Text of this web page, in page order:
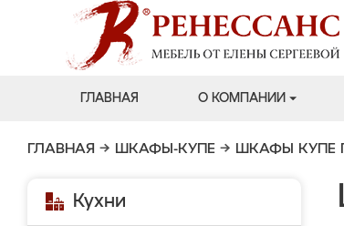
ГЛАВНАЯ О КОМПАНИИ
ГЛАВНАЯ → ШКАФЫ-КУПЕ → ШКАФЫ КУПЕ
Кухни